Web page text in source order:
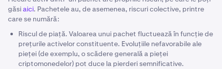
Te asigură că portofoliul tău rămâne pe drumul cel
bun.
Reechilibrarea portofoliului poate genera
evenimente taxate
găsiaici. Pachetele au, de asemenea, riscuri colective, printre
care se numără:
Riscul de piață. Valoarea unui pachet fluctuează în funcție de
prețurile activelor constituente. Evoluțiile nefavorabile ale
pieței (de exemplu, o scădere generală a pieței
criptomonedelor) pot duce la pierderi semnificative.